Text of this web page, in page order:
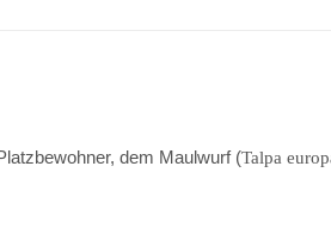
dem Maulwurf (Talpa